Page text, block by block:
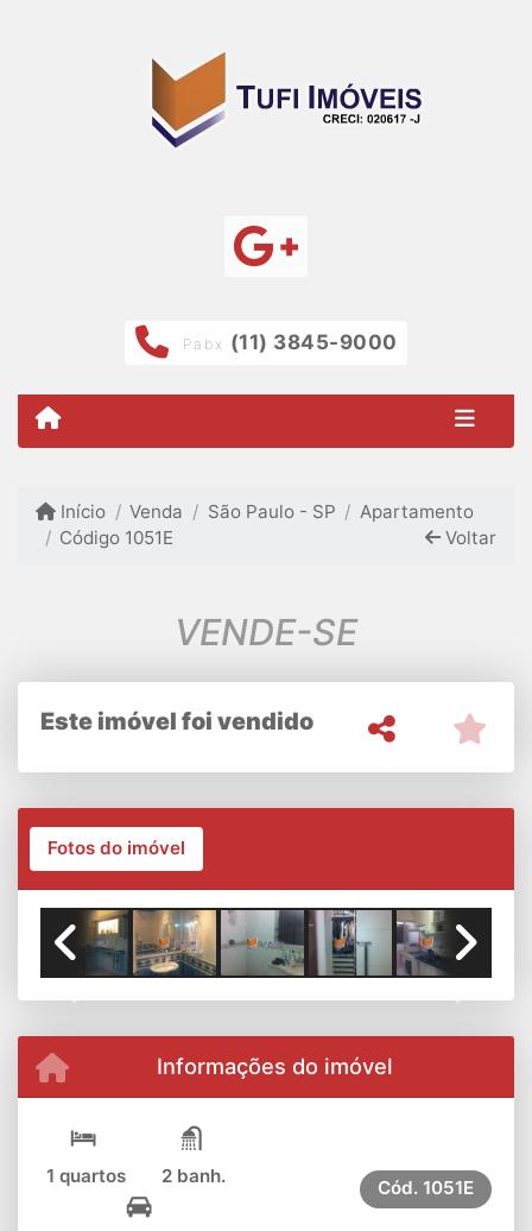
Pabx (11) 3845-9000
Início Venda São Paulo - SP
Apartamento
Código 1051E
Voltar
VENDE-SE
Este imóvel foi vendido
Fotos do imóvel
Informações do imóvel
1 quartos 2 banh.
Cód. 1051E